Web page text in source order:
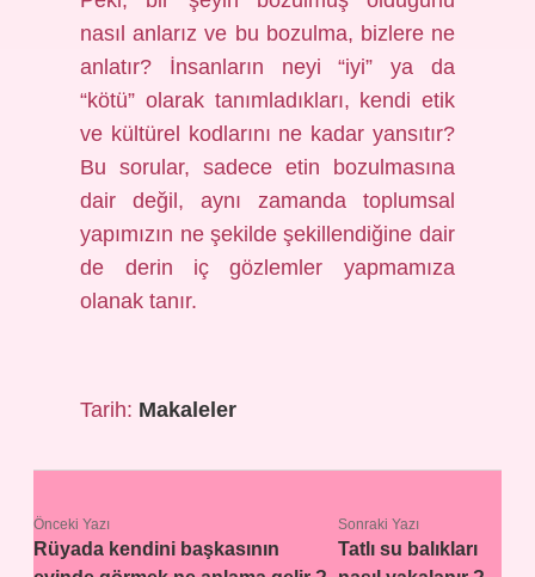
nasıl anlarız ve bu bozulma, bizlere ne
anlatır? İnsanların neyi “iyi” ya da
“kötü” olarak tanımladıkları, kendi etik
ve kültürel kodlarını ne kadar yansıtır?
Bu sorular, sadece etin bozulmasına
dair değil, aynı zamanda toplumsal
yapımızın ne şekilde şekillendiğine dair
de derin iç gözlemler yapmamıza
olanak tanır.
Tarih: Makaleler
Önceki Yazı
Rüyada kendini başkasının
Sonraki Yazı
Tatlı su balıkları